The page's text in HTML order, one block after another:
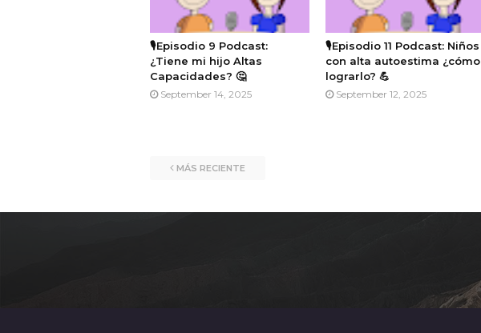
🎙️Episodio 9 Podcast:
¿Tiene mi hijo Altas
Capacidades? 🤔
September 14, 2025
🎙️Episodio 11 Podcast: Niños
con alta autoestima ¿cómo
lograrlo? 💪
September 12, 2025
MÁS RECIENTE